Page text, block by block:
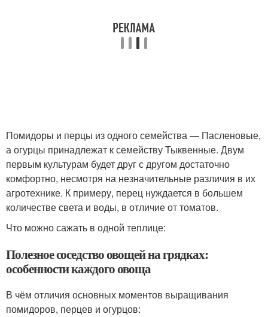
Помидоры и перцы из одного семейства — Пасленовые,
а огурцы принадлежат к семейству Тыквенные. Двум
первым культурам будет друг с другом достаточно
комфортно, несмотря на незначительные различия в их
агротехнике. К примеру, перец нуждается в большем
количестве света и воды, в отличие от томатов.
Что можно сажать в одной теплице:
Полезное соседство овощей на грядках:
особенности каждого овоща
В чём отличия основных моментов выращивания
помидоров, перцев и огурцов: